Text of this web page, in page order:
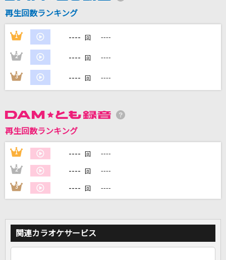
女の夜汽車
大江裕
DAMの新曲・ランキングなど
カラオケ最新情報をチェック！
カラオケをもっと楽しもう！
家族や友達と一緒に！練習にも！
再生回数ランキング
1 ---- 回 ----
2 ---- 回 ----
3 ---- 回 ----
再生回数ランキング
1 ---- 回 ----
2 ---- 回 ----
3 ---- 回 ----
関連カラオケサービス